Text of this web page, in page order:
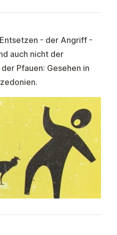
- der Angriff -
auch nicht der
Pfauen: Gesehen in